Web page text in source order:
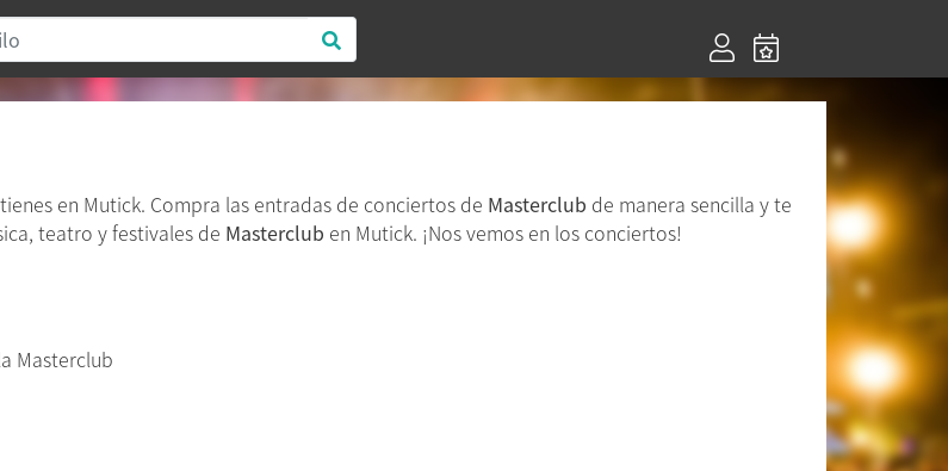
en Mutick. Compra las entradas de conciertos de Masterclub de manera sencilla y te
teatro y festivales de Masterclub en Mutick. ¡Nos vemos en los conciertos!
Masterclub